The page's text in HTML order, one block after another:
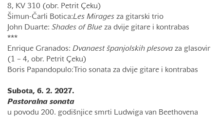
8, KV 310 (obr. Petrit Çeku)
Šimun-Čarli Botica:Les Mirages za gitarski trio
John Duarte: Shades of Blue za dvije gitare i kontrabas
***
Enrique Granados: Dvanaest španjolskih plesova za glasovir
(1 – 4, obr. Petrit Çeku)
Boris Papandopulo:Trio sonata za dvije gitare i kontrabas
Subota, 6. 2. 2027.
Pastoralna sonata
u povodu 200. godišnjice smrti Ludwiga van Beethovena